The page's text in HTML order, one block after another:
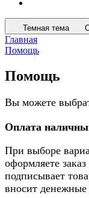
Темная тема
Главная
Помощь
Помощь
Вы можете
Оплата
При выборе
оформляете
подписывает
вносит денежные